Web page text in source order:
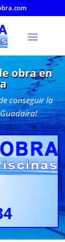
obra en
conseguir la